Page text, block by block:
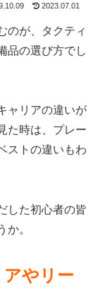
2023.07.01
のが、タクティ
品の選び方でし
ャリアの違いが
た時は、プレー
ストの違いもわ
した初心者の皆
か。
やリー